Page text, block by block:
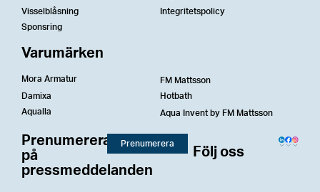
Visselblåsning
Integritetspolicy
Sponsring
Varumärken
Mora Armatur
FM Mattsson
Damixa
Hotbath
Aqualla
Aqua Invent by FM Mattsson
Prenumerera
på
pressmeddelanden
Prenumerera
Följ oss